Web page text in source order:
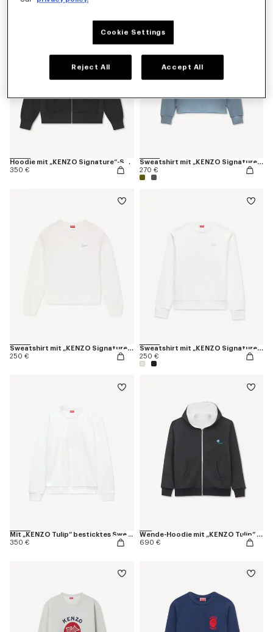
Hoodie mit „KENZO Signature“-Stickerei und Reißverschluss aus Baumwolle
350 €
Sweatshirt mit „KENZO Signature“-Stickerei aus Baumwolle
270 €
Sweatshirt mit „KENZO Signature“-Stickerei aus Baumwolle
250 €
Sweatshirt mit „KENZO Signature“-Stickerei aus Baumwolle
250 €
Mit „KENZO Tulip“ besticktes Sweatshirt aus Baumwolle
350 €
Wende-Hoodie mit „KENZO Tulip“ und Reißverschluss aus Baumwolle
690 €
Cookie Settings
Reject All Accept All